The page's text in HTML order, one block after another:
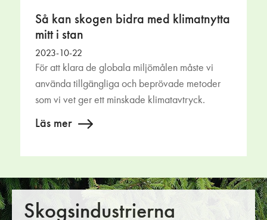
Så kan skogen bidra med klimatnytta
mitt i stan
2023-10-22
För att klara de globala miljömålen måste vi
använda tillgängliga och beprövade metoder
som vi vet ger ett minskade klimatavtryck.
Läs mer
Skogsindustrierna